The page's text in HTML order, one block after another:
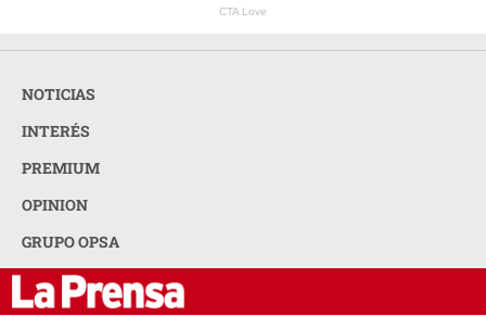
CTA Love
NOTICIAS
INTERÉS
PREMIUM
OPINION
GRUPO OPSA